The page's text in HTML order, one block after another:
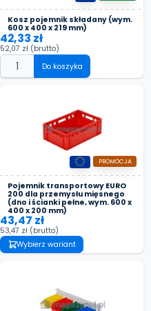
Kosz pojemnik składany (wym.
600 x 400 x 219 mm)
42,33 zł
52,07 zł (brutto)
Do koszyka
Pojemnik transportowy EURO
200 dla przemysłu mięsnego
(dno i ścianki pełne, wym. 600 x
400 x 200 mm)
PROMOCJA
43,47 zł
53,47 zł (brutto)
Wybierz wariant